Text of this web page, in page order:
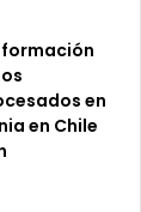
en
en Chile